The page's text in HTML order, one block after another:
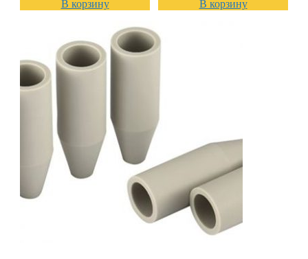
В корзину В корзину